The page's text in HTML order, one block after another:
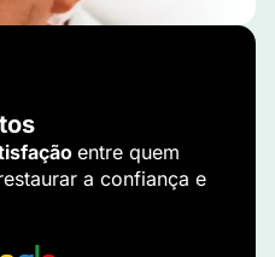
entre quem
a confiança e